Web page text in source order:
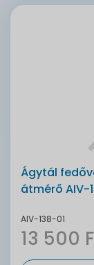
Ágytál
átmérő AIV-
AIV-138-01
13 500